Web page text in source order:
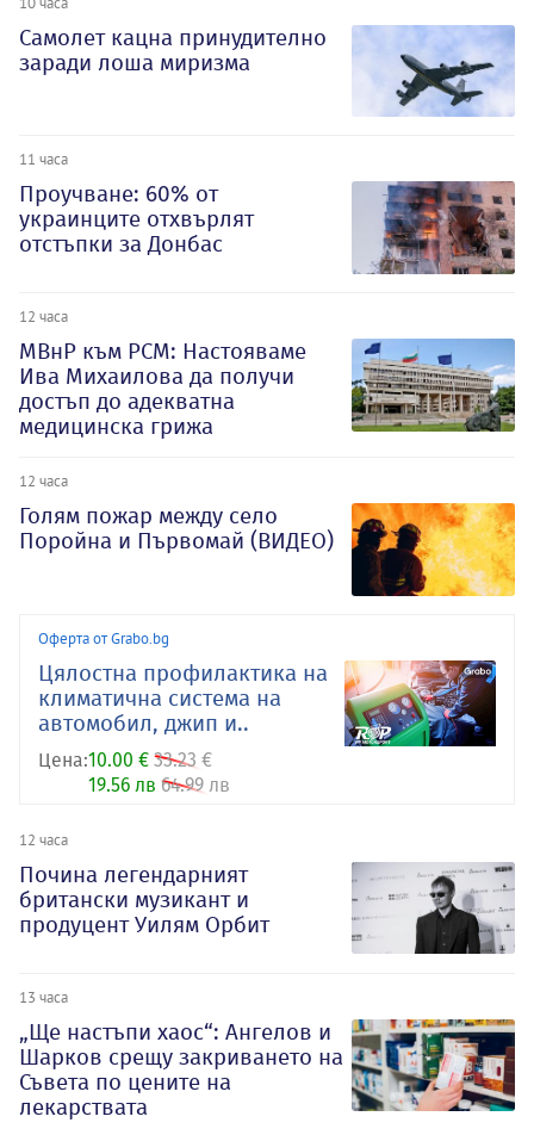
Самолет кацна принудително
заради лоша миризма
11 часа
Проучване: 60% от
украинците отхвърлят
отстъпки за Донбас
12 часа
МВнР към РСМ: Настояваме
Ива Михаилова да получи
достъп до адекватна
медицинска грижа
12 часа
Голям пожар между село
Поройна и Първомай (ВИДЕО)
Оферта от Grabo.bg
Цялостна профилактика на
климатична система на
автомобил, джип и..
Цена:10.00 € 33.23 €
19.56 лв 64.99 лв
12 часа
Почина легендарният
британски музикант и
продуцент Уилям Орбит
13 часа
„Ще настъпи хаос“: Ангелов и
Шарков срещу закриването на
Съвета по цените на
лекарствата